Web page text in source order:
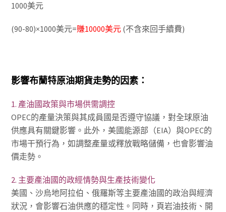
1000美元
(90-80)×1000美元=賺10000美元 (不含來回手續費)
影響布蘭特原油期貨走勢的因素：
1. 產油國政策與市場供需調控
OPEC的產量決策與其成員國是否遵守協議，對全球原油
供應具有關鍵影響。此外，美國能源部（EIA）與OPEC的
市場干預行為，如調整產量或釋放戰略儲備，也會影響油
價走勢。
2. 主要產油國的政經情勢與生產技術變化
美國、沙烏地阿拉伯、俄羅斯等主要產油國的政治與經濟
狀況，會影響石油供應的穩定性。同時，頁岩油技術、開